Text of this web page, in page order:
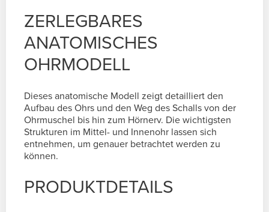
ZERLEGBARES
ANATOMISCHES
OHRMODELL
Dieses anatomische Modell zeigt detailliert den
Aufbau des Ohrs und den Weg des Schalls von der
Ohrmuschel bis hin zum Hörnerv. Die wichtigsten
Strukturen im Mittel- und Innenohr lassen sich
entnehmen, um genauer betrachtet werden zu
können.
PRODUKTDETAILS